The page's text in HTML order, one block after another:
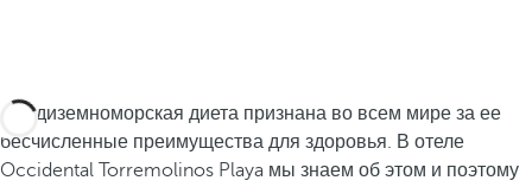
Средиземноморская диета признана во всем мире за ее
бесчисленные преимущества для здоровья. В отеле
Occidental Torremolinos Playa мы знаем об этом и поэтому